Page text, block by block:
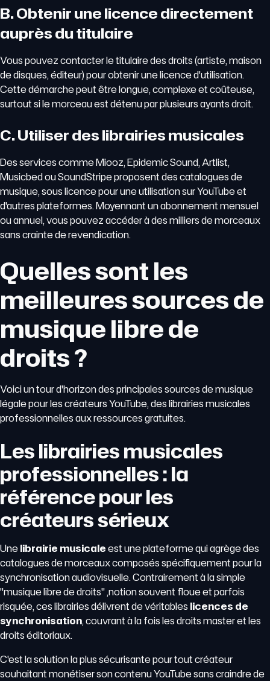
B. Obtenir une licence directement
auprès du titulaire
Vous pouvez contacter le titulaire des droits (artiste, maison
de disques, éditeur) pour obtenir une licence d'utilisation.
Cette démarche peut être longue, complexe et coûteuse,
surtout si le morceau est détenu par plusieurs ayants droit.
C. Utiliser des librairies musicales
Des services comme Miooz, Epidemic Sound, Artlist,
Musicbed ou SoundStripe proposent des catalogues de
musique, sous licence pour une utilisation sur YouTube et
d'autres plateformes. Moyennant un abonnement mensuel
ou annuel, vous pouvez accéder à des milliers de morceaux
sans crainte de revendication.
Quelles sont les
meilleures sources de
musique libre de
droits ?
Voici un tour d'horizon des principales sources de musique
légale pour les créateurs YouTube, des librairies musicales
professionnelles aux ressources gratuites.
Les librairies musicales
professionnelles : la
référence pour les
créateurs sérieux
Unelibrairie musicaleest une plateforme qui agrège des
catalogues de morceaux composés spécifiquement pour la
synchronisation audiovisuelle. Contrairement à la simple
"musique libre de droits" ,notion souvent floue et parfois
risquée, ces librairies délivrent de véritableslicences de
synchronisation, couvrant à la fois les droits master et les
droits éditoriaux.
C'est la solution la plus sécurisante pour tout créateur
souhaitant monétiser son contenu YouTube sans craindre de